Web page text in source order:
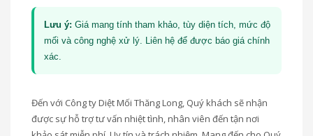
Lưu ý: Giá mang tính tham khảo, tùy diện tích, mức độ
mối và công nghệ xử lý. Liên hệ để được báo giá chính
xác.
Đến với Công ty Diệt Mối Thăng Long, Quý khách sẽ nhận
được sự hỗ trợ tư vấn nhiệt tình, nhân viên đến tận nơi